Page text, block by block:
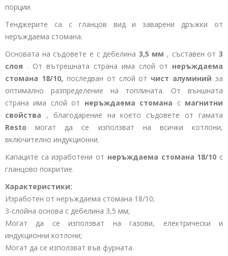
порции.
Тенджерите са с гланцов вид и заварени дръжки от
неръждаема стомана.
Основата на съдовете е с дебелина 3,5 мм , съставен от3
слоя . От вътрешната страна има слой от неръждаема
стомана 18/10, последван от слой от чист алуминий за
оптимално разпределение на топлината. От външната
страна има слой от неръждаема стомана с магнитни
свойства , благодарение на което съдовете от гамата
Resto могат да се използват на всички котлони,
включително индукционни.
Капаците са изработени от неръждаема стомана 18/10 с
гланцово покритие.
Характеристики:
Изработен от неръждаема стомана 18/10;
3-слойна основа с дебелина 3,5 мм;
Могат да се използват на газови, електрически и
индукционни котлони;
Могат да се използват във фурната.